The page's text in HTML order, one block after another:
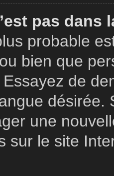
pas dans
probable
bien que
de
désirée.
une
sur le site